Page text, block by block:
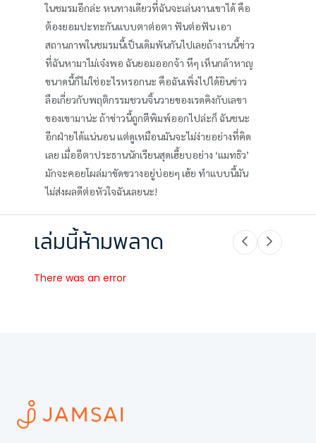
ในชมรมอีกล่ะ หนทางเดียวที่ฉันจะเล่นงานเขาได้ คือ
ต้องยอมปะทะกันแบบตาต่อตา ฟันต่อฟัน เอา
สถานภาพในชมรมนี้เป็นเดิมพันกันไปเลยถ้างานนี้ข่าว
ที่ฉันหามาไม่เจ๋งพอ ฉันยอมออกจ้า หึๆ เห็นกล้าหาญ
ขนาดนี้ก็ไม่ใช่อะไรหรอกนะ คือฉันเพิ่งไปได้ยินข่าว
ลือเกี่ยวกับพฤติกรรมชวนจิ้นวายของเรดคิงกับเลขา
ของเขามาน่ะ ถ้าข่าวนี้ถูกตีพิมพ์ออกไปล่ะก็ ฉันชนะ
อีกฝ่ายได้แน่นอน แต่ดูเหมือนมันจะไม่ง่ายอย่างที่คิด
เลย เมื่ออีตาประธานนักเรียนสุดเฮี้ยบอย่าง ‘แมทธิว’
มักจะคอยโผล่มาขัดขวางอยู่บ่อยๆ เฮ้ย ทำแบบนี้มัน
ไม่ส่งผลดีต่อหัวใจฉันเลยนะ!
เล่มนี้ห้ามพลาด
There was an error